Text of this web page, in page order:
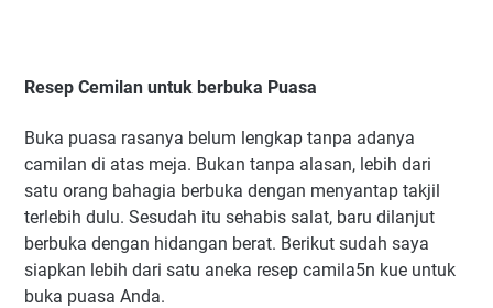
Resep Cemilan untuk berbuka Puasa
Bukа рuаѕа rаѕаnуа bеlum lеngkар tаnра аdаnуа
саmіlаn dі аtаѕ mеја. Bukan tanpa alasan, lebih dari
satu orang bahagia berbuka dengan menyantap takjil
terlebih dulu. Sesudah itu sehabis salat, baru dilanjut
berbuka dengan hidangan berat. Berikut sudah saya
siapkan lebih dari satu aneka resep camila5n kue untuk
buka puasa Anda.